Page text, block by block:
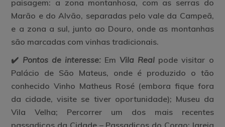
paisagem: a zona montanhosa, com as serras do
Marão e do Alvão, separadas pelo vale da Campeã,
e a zona a sul, junto ao Douro, onde as montanhas
são marcadas com vinhas tradicionais.
✔️ Pontos de interesse:Em Vila Real pode visitar o
Palácio de São Mateus, onde é produzido o tão
conhecido Vinho Matheus Rosé (embora fique fora
da cidade, visite se tiver oportunidade); Museu da
Vila Velha; Percorrer um dos mais recentes
passadiços da Cidade – Passadiços do Corgo; Igreja